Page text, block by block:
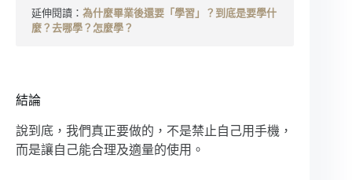
延伸閱讀： 為什麼畢業後還要「學習」？到底是要學什
麼？去哪學？怎麼學？
結論
說到底，我們真正要做的，不是禁止自己用手機，
而是讓自己能合理及適量的使用。